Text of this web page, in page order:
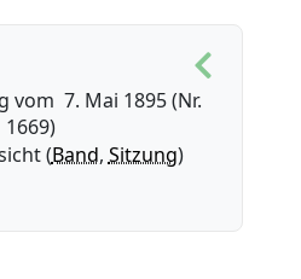
vom 7. Mai 1895 (Nr.
1669)
(Band, Sitzung)